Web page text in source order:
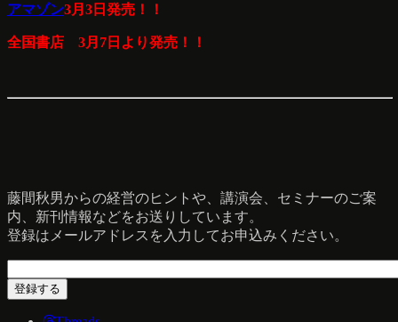
アマゾン3月3日発売！！
全国書店 3月7日より発売！！
藤間秋男からの経営のヒントや、講演会、セミナーのご案
内、新刊情報などをお送りしています。
登録はメールアドレスを入力してお申込みください。